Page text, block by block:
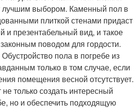
лучшим выбором. Каменный пол в
плиткой стенами придаст
и презентабельный вид, и такое
поводом для гордости.
пола в погребе из
только в том случае, если
помещения весной отсутствует.
только создать интересный
но и обеспечить подходящую